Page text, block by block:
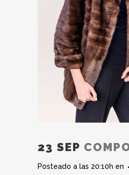
23 SEP
Posteado a las 20:10h en